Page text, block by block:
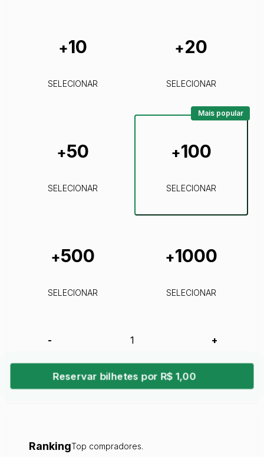
+10
SELECIONAR
+20
SELECIONAR
+50
SELECIONAR
+100
SELECIONAR
Mais popular
+500
SELECIONAR
+1000
SELECIONAR
- +
Reservar bilhetes por R$ 1,00
RankingTop compradores.